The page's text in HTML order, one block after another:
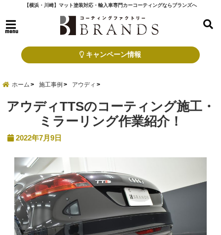
【横浜・川崎】マット塗装対応・輸入車専門カーコーティングならブランズへ
menu
キャンペーン情報
ホーム 施工事例 アウディ
アウディTTSのコーティング施工・
ミラーリング作業紹介！
2022年7月9日